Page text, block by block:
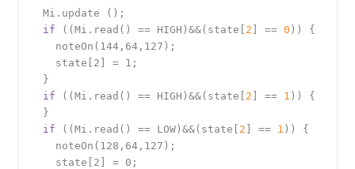
  Mi.update ();
if ((Mi.read() == HIGH)&&(state[ 2 ] == 0 )) {
    noteOn(144,64,127);
    state[2] = 1;
  }
if ((Mi.read() == HIGH)&&(state[ 2 ] == 1 )) {
  }
if ((Mi.read() == LOW)&&(state[ 2 ] == 1 )) {
    noteOn(128,64,127);
    state[2] = 0;